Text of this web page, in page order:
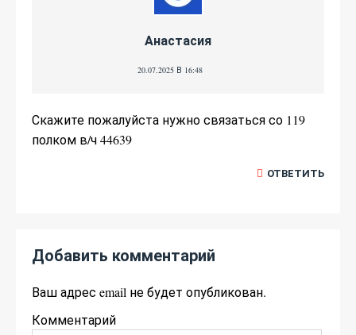
Анастасия
20.07.2025 В 16:48
Скажите пожалуйста нужно связаться со 119
полком в/ч 44639
ОТВЕТИТЬ
Добавить комментарий
Ваш адрес email не будет опубликован.
Комментарий